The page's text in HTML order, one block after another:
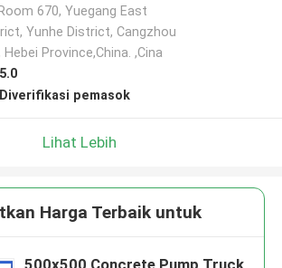
Room 670, Yuegang East
Yunhe District, Cangzhou
Hebei Province,China. ,Cina
5.0
Diverifikasi pemasok
Lihat Lebih
Harga Terbaik untuk